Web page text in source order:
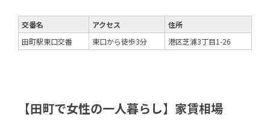
交番名 アクセス
住所
田町駅東口交番
東口から徒歩3分 港区芝浦3丁目1-26
【田町で女性の一人暮らし】家賃相場